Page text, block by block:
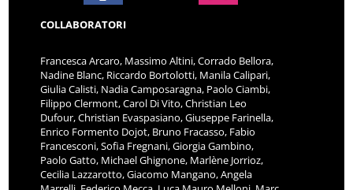
COLLABORATORI
Francesca Arcaro, Massimo Altini, Corrado Bellora,
Nadine Blanc, Riccardo Bortolotti, Manila Calipari,
Giulia Calisti, Nadia Camposaragna, Paolo Ciambi,
Filippo Clermont, Carol Di Vito, Christian Leo
Dufour, Christian Evaspasiano, Giuseppe Farinella,
Enrico Formento Dojot, Bruno Fracasso, Fabio
Francesconi, Sofia Fregnani, Giorgia Gambino,
Paolo Gatto, Michael Ghignone, Marlène Jorrioz,
Cecilia Lazzarotto, Giacomo Mangano, Angela